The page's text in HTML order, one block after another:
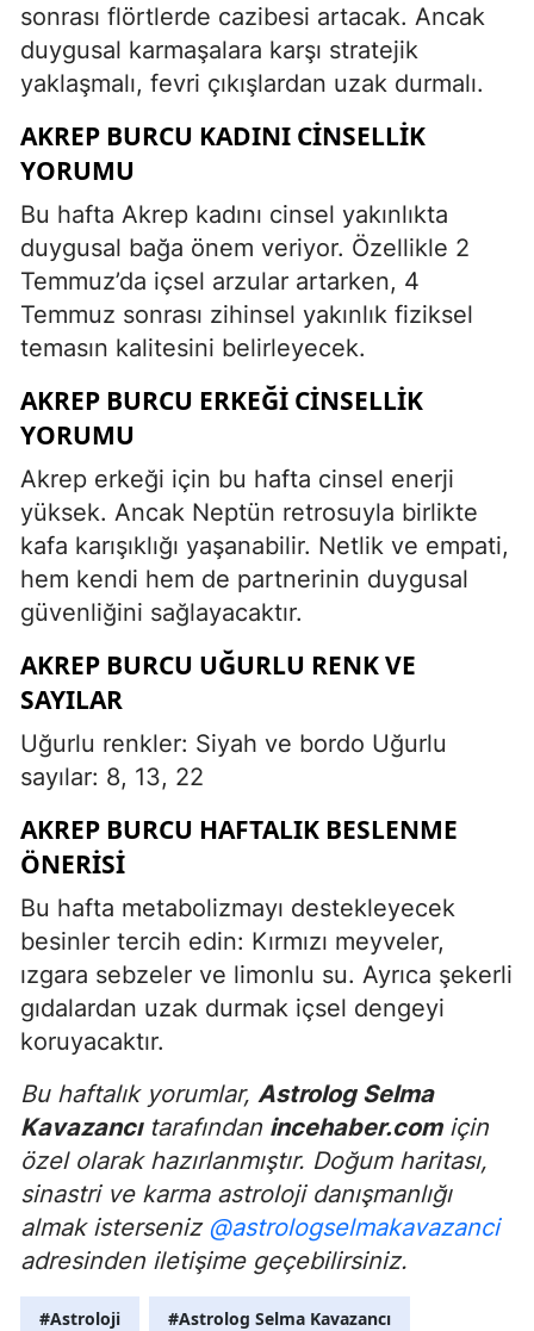
sonrası flörtlerde cazibesi artacak. Ancak
duygusal karmaşalara karşı stratejik
yaklaşmalı, fevri çıkışlardan uzak durmalı.
AKREP BURCU KADINI CINSELLIK
YORUMU
Bu hafta Akrep kadını cinsel yakınlıkta
duygusal bağa önem veriyor. Özellikle 2
Temmuz’da içsel arzular artarken, 4
Temmuz sonrası zihinsel yakınlık fiziksel
temasın kalitesini belirleyecek.
AKREP BURCU ERKEĞI CINSELLIK
YORUMU
Akrep erkeği için bu hafta cinsel enerji
yüksek. Ancak Neptün retrosuyla birlikte
kafa karışıklığı yaşanabilir. Netlik ve empati,
hem kendi hem de partnerinin duygusal
güvenliğini sağlayacaktır.
AKREP BURCU UĞURLU RENK VE
SAYILAR
Uğurlu renkler: Siyah ve bordo Uğurlu
sayılar: 8, 13, 22
AKREP BURCU HAFTALIK BESLENME
ÖNERISI
Bu hafta metabolizmayı destekleyecek
besinler tercih edin: Kırmızı meyveler,
ızgara sebzeler ve limonlu su. Ayrıca şekerli
gıdalardan uzak durmak içsel dengeyi
koruyacaktır.
Bu haftalık yorumlar, Astrolog Selma
Kavazancıtarafından incehaber.comiçin
özel olarak hazırlanmıştır. Doğum haritası,
sinastri ve karma astroloji danışmanlığı
almak isterseniz @astrologselmakavazanci
adresinden iletişime geçebilirsiniz.
#Astroloji #Astrolog Selma Kavazancı